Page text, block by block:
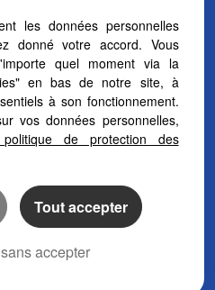
Transaction software
Real Estate website creation
SEO real estate website
les données personnelles
donné votre accord. Vous
quel moment via la
en bas de notre site, à
à son fonctionnement.
vos données personnelles,
de protection des
Tout accepter
accepter